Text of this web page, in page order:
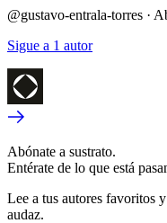
@gustavo-entrala-torres ·
Sigue a 1 autor
Abónate a sustrato.
Entérate de lo que está
Lee a tus autores favoritos
audaz.